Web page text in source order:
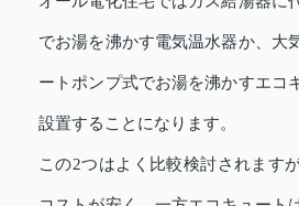
でお湯を沸かす電気温水器か、大
ートポンプ式でお湯を沸かすエコ
設置することになります。
この2つはよく比較検討されます